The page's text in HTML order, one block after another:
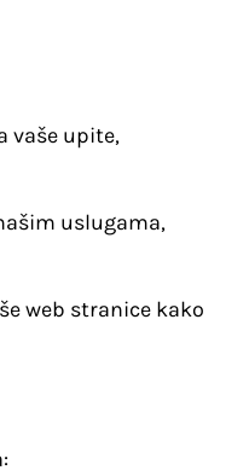
vaše upite,
uslugama,
web stranice kako